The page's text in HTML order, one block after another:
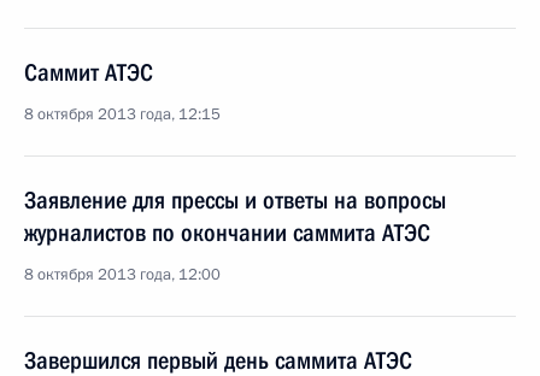
Саммит АТЭС
8 октября 2013 года, 12:15
Заявление для прессы и ответы на вопросы
журналистов по окончании саммита АТЭС
8 октября 2013 года, 12:00
Завершился первый день саммита АТЭС